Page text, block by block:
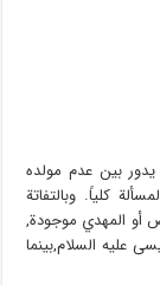
بين عدم مولده
كلياً. وبالتفاتة
أو المهدي موجودة,
عليه السلام,بينما